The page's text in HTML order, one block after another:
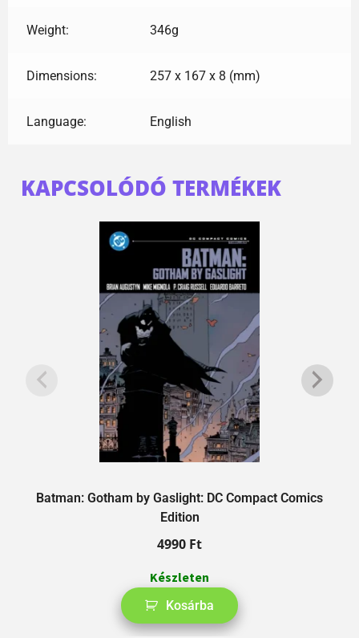
Weight: 346g
Dimensions: 257 x 167 x 8 (mm)
Language: English
KAPCSOLÓDÓ TERMÉKEK
Batman: Gotham by Gaslight: DC Compact Comics
Edition
4990 Ft
Készleten
Kosárba